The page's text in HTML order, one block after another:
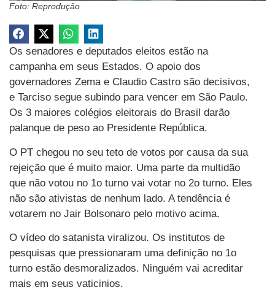
Foto: Reprodução
Os senadores e deputados eleitos estão na
campanha em seus Estados. O apoio dos
governadores Zema e Claudio Castro são decisivos,
e Tarciso segue subindo para vencer em São Paulo.
Os 3 maiores colégios eleitorais do Brasil darão
palanque de peso ao Presidente República.
O PT chegou no seu teto de votos por causa da sua
rejeição que é muito maior. Uma parte da multidão
que não votou no 1o turno vai votar no 2o turno. Eles
não são ativistas de nenhum lado. A tendência é
votarem no Jair Bolsonaro pelo motivo acima.
O vídeo do satanista viralizou. Os institutos de
pesquisas que pressionaram uma definição no 1o
turno estão desmoralizados. Ninguém vai acreditar
mais em seus vaticinios.